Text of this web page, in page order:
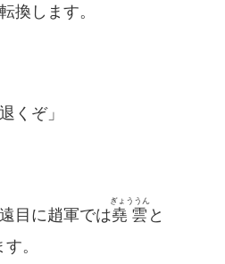
換します。
くぞ」
目に趙軍では堯雲
ぎょううん
と
。